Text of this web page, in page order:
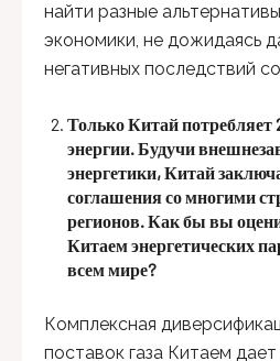
найти разные
экономики, не дожидаясь
негативных последствий
Только Китай потребляет
энергии. Будучи
энергетики, Китай
соглашения со многими
регионов. Как бы вы
Китаем энергетических
всем мире?
Комплексная
поставок газа Китаем